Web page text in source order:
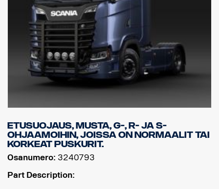
Etusuojaus, Musta, G-, R- ja S-
ohjaamoihin, joissa on normaalit tai
korkeat puskurit.
Osanumero: 3240793
Part Description: